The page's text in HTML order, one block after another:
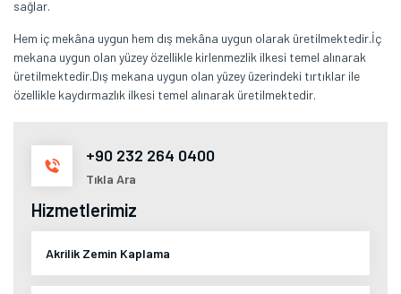
sağlar.
Hem iç mekâna uygun hem dış mekâna uygun olarak üretilmektedir.İç
mekana uygun olan yüzey özellikle kirlenmezlik ilkesi temel alınarak
üretilmektedir.Dış mekana uygun olan yüzey üzerindeki tırtıklar ile
özellikle kaydırmazlık ilkesi temel alınarak üretilmektedir.
+90 232 264 0400
Tıkla Ara
Hizmetlerimiz
Akrilik Zemin Kaplama